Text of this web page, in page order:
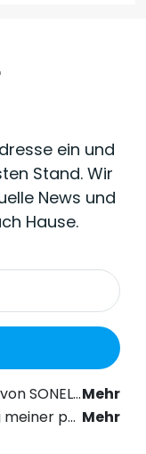
ein und
Stand. Wir
News und
Hause.
12. Juli 2024 über das Recht der elektronischen Kommunikation zu erhalten. Mehr
Art. 6 Abs. 1 Buchstabe a) der Datenschutz-Grundverordnung (DSGVO).
Mehr